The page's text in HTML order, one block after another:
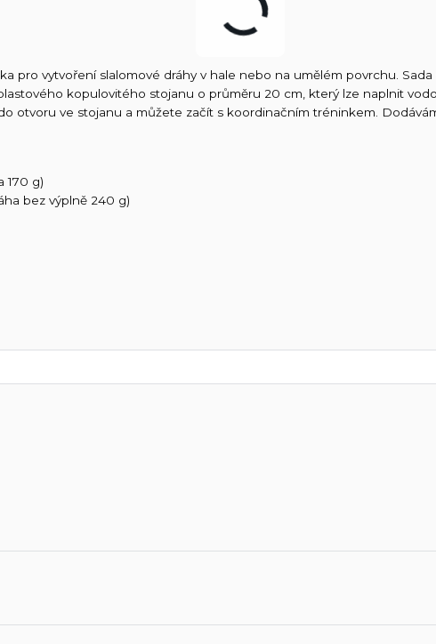
pro vytvoření slalomové dráhy v hale nebo na umělém povrchu. Sada
kopulovitého stojanu o průměru 20 cm, který lze naplnit
otvoru ve stojanu a můžete začít s koordinačním tréninkem.
170 g)
bez výplně 240 g)